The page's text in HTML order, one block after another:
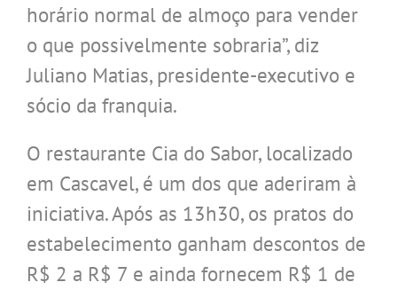
horário normal de almoço para vender
o que possivelmente sobraria”, diz
Juliano Matias, presidente-executivo e
sócio da franquia.
O restaurante Cia do Sabor, localizado
em Cascavel, é um dos que aderiram à
iniciativa. Após as 13h30, os pratos do
estabelecimento ganham descontos de
R$ 2 a R$ 7 e ainda fornecem R$ 1 de